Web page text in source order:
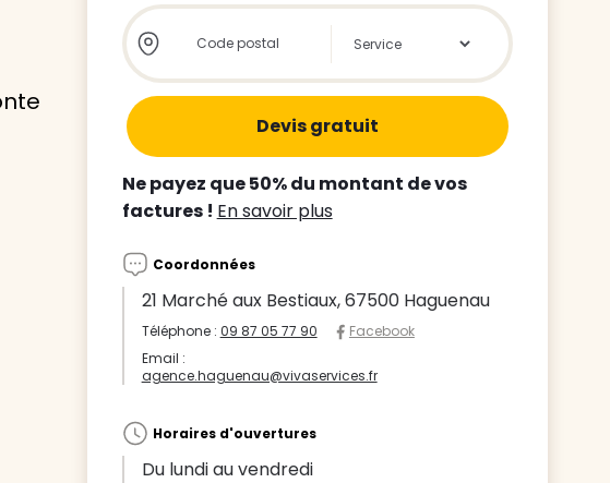
trouvez le
vous
garde de votre enfant
intervenants à
Trouver mon agence
Store locator global - Autocompletion
Rechercher
Ne payez que 50% du montant de vos
factures ! En savoir plus
Coordonnées
21 Marché aux Bestiaux, 67500 Haguenau
Téléphone : 09 87 05 77 90
Facebook
Email :
agence.haguenau@vivaservices.fr
Horaires d'ouvertures
Du lundi au vendredi